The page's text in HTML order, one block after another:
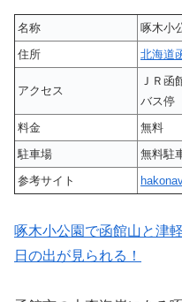
名称
啄木小
住所
北海道
アクセス
ＪＲ函
バス停
料金
無料
駐車場
無料駐
参考サイト
啄木小公園で函館山と津
日の出が見られる！